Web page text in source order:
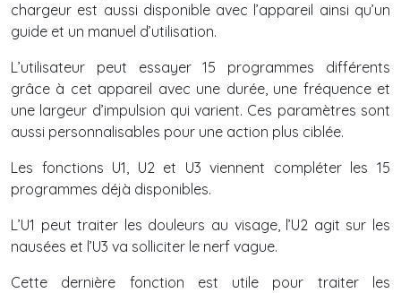
chargeur est aussi disponible avec l’appareil ainsi qu’un
guide et un manuel d’utilisation.
L’utilisateur peut essayer 15 programmes différents
grâce à cet appareil avec une durée, une fréquence et
une largeur d’impulsion qui varient. Ces paramètres sont
aussi personnalisables pour une action plus ciblée.
Les fonctions U1, U2 et U3 viennent compléter les 15
programmes déjà disponibles.
L’U1 peut traiter les douleurs au visage, l’U2 agit sur les
nausées et l’U3 va solliciter le nerf vague.
Cette dernière fonction est utile pour traiter les